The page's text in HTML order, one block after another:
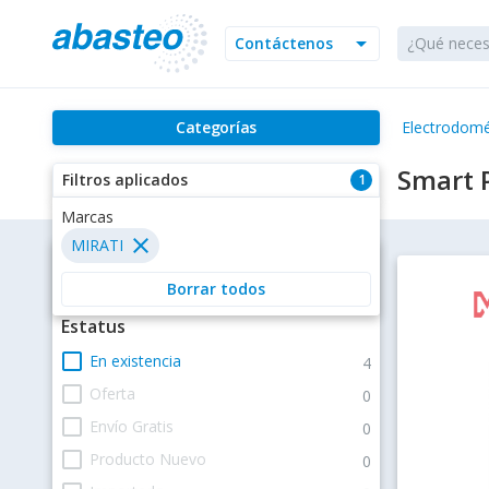
arrow_drop_down
Contáctenos
Categorías
1
Filtros aplicados
Marcas
close
MIRATI
Borrar todos
Smart
Filtros
Estatus
check_box_outline_blank En existencia 4
check_box_outline_blank Oferta 0
check_box_outline_blank Envío Gratis 0
check_box_outline_blank Producto Nuevo 0